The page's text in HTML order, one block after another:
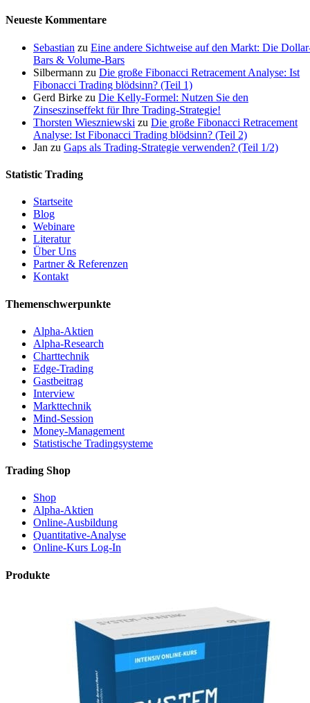
Neueste Kommentare
Sebastian zu Eine andere Sichtweise auf den Markt: Die
Bars & Volume-Bars
Silbermann zu Die große Fibonacci Retracement Analyse: Ist
Fibonacci Trading blödsinn? (Teil 1)
Gerd Birke zu Die Kelly-Formel: Nutzen Sie den
Zinseszinseffekt für Ihre Trading-Strategie!
Thorsten Wieszniewski zu Die große Fibonacci Retracement
Analyse: Ist Fibonacci Trading blödsinn? (Teil 2)
Jan zu Gaps als Trading-Strategie verwenden? (Teil 1/2)
Statistic Trading
Startseite
Blog
Webinare
Literatur
Über Uns
Partner & Referenzen
Kontakt
Themenschwerpunkte
Alpha-Aktien
Alpha-Research
Charttechnik
Edge-Trading
Gastbeitrag
Interview
Markttechnik
Mind-Session
Money-Management
Statistische Tradingsysteme
Trading Shop
Shop
Alpha-Aktien
Online-Ausbildung
Quantitative-Analyse
Online-Kurs Log-In
Produkte